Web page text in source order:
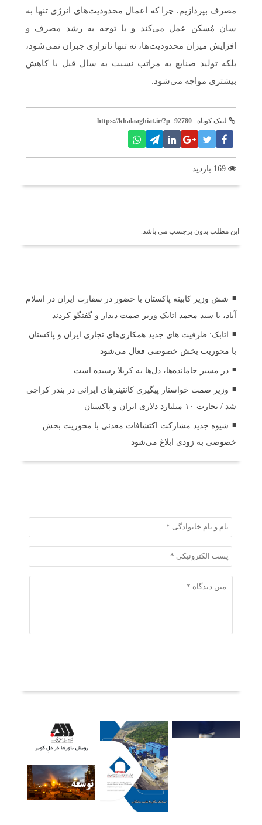
مصرف بپردازیم. چرا که اعمال محدودیت‌های انرژی تنها به
سان مُسکن عمل می‌کند و با توجه به رشد مصرف و
افزایش میزان محدودیت‌ها، نه تنها ناترازی جبران نمی‌شود،
بلکه تولید صنایع به مراتب نسبت به سال قبل با کاهش
بیشتری مواجه می‌شود.
لینک کوتاه : https://khalaaghiat.ir/?p=92780
این مطلب بدون برچسب می باشد.
شش وزیر کابینه پاکستان با حضور در سفارت ایران در اسلام
آباد، با سید محمد اتابک وزیر صمت دیدار و گفتگو کردند
اتابک: ظرفیت های جدید همکاری‌های تجاری ایران و پاکستان
با محوریت بخش خصوصی فعال می‌شود
در مسیر جا‌مانده‌ها، دل‌ها به کربلا رسیده است
وزیر صمت خواستار پیگیری کانتینرهای ایرانی در بندر کراچی
شد / تجارت ۱۰ میلیارد دلاری ایران و پاکستان
شیوه جدید مشارکت اکتشافات معدنی با محوریت بخش
خصوصی به زودی ابلاغ می‌شود